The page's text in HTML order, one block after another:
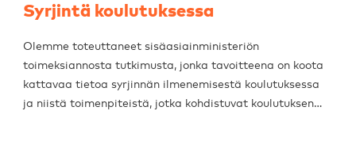
Syrjintä koulutuksessa
Olemme toteuttaneet sisäasiainministeriön
toimeksiannosta tutkimusta, jonka tavoitteena on koota
kattavaa tietoa syrjinnän ilmenemisestä koulutuksessa
ja niistä toimenpiteistä, jotka kohdistuvat koulutuksen…